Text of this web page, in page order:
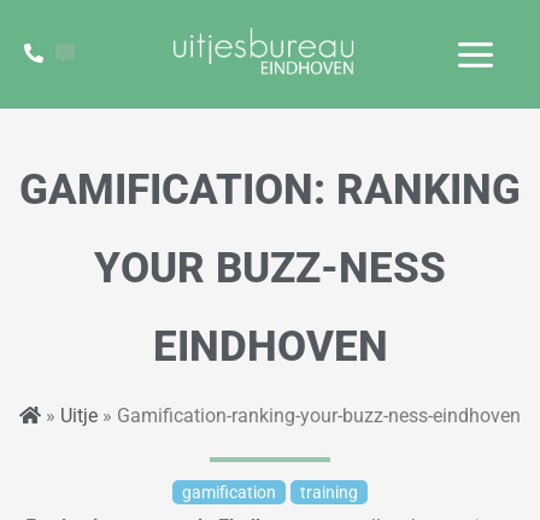
naar
GAMIFICATION: RANKING
YOUR BUZZ-NESS
EINDHOVEN
» Uitje » Gamification-ranking-your-buzz-ness-eindhoven
gamification training